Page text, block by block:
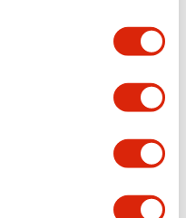
Hangend tv meubel 180